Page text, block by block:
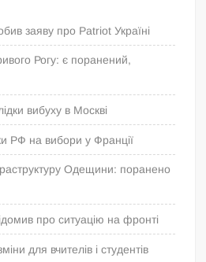
заяву про Patriot Україні
Рогу: є поранений,
вибуху в Москві
РФ на вибори у Франції
Одещини: поранено
про ситуацію на фронті
для вчителів і студентів